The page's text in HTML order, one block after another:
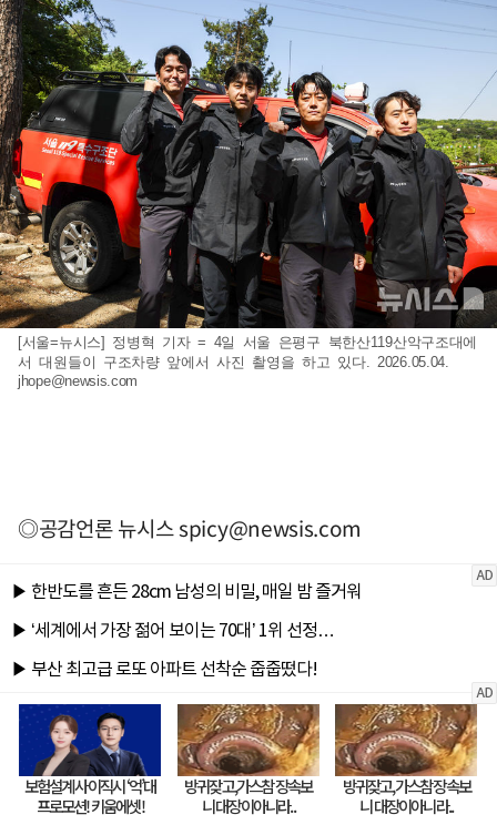
[서울=뉴시스] 정병혁 기자 = 4일 서울 은평구 북한산119산악구조대에
서 대원들이 구조차량 앞에서 사진 촬영을 하고 있다. 2026.05.04.
jhope@newsis.com
◎공감언론 뉴시스spicy@newsis.com